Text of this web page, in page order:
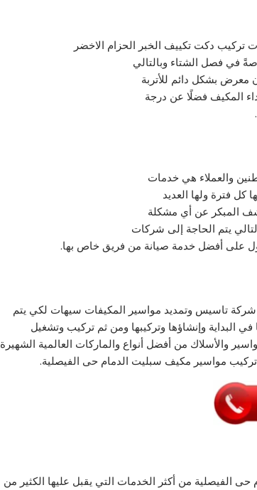
تركيب دكت تكييف الخبر الحزام الاخضر
في فصل الشتاء وبالتالي
معرض بشكل دائم للأتربة
المكيف فضلًا عن درجة
والعملاء هي خدمات
كل فترة ولها العديد
المبكر عن أي مشكلة
يتم الحاجة إلى شركات
على أفضل خدمة صيانة من فريق خاص بها.
شركة تاسيس وتمديد مواسير المكيفات سيهات لكي يتم
البداية وإنشاؤها وتركيبها ومن ثم تركيب وتشغيل
والأسلاك من أفضل أنواع والماركات العالمية الشهيرة
مواسير مكيف سبليت الدمام حى الفيصلية.
الفيصلية من أكثر الخدمات التي يقبل عليها الكثير من